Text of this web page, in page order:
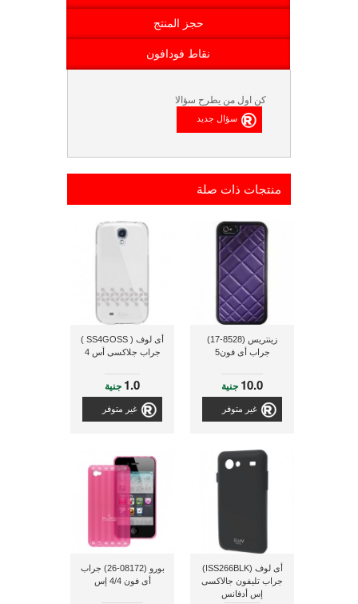
حجز المنتج
نقاط فودافون
كن اول من يطرح سؤالا
منتجات ذات صلة
زينتريس (8528-17)
جراب أى فون5
10.0 جنية
غير متوفر
أى لوف ( SS4GOSS )
جراب جلاكسى أس 4
1.0 جنية
غير متوفر
أى لوف (ISS266BLK)
جراب تليفون جالاكسى
إس أدفانس
بورو (08172-26) جراب
أى فون 4/4 إس